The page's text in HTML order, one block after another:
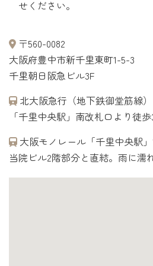
せください。
〒560-0082
大阪府豊中市新千里東町1-5-3
千里朝日阪急ビル3F
北大阪急行（地下鉄御堂筋線）
「千里中央駅」南改札口より徒
大阪モノレール「千里中央駅
当院ビル2階部分と直結。雨に濡